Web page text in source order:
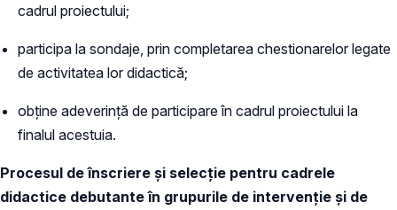
cadrul proiectului;
participa la sondaje, prin completarea chestionarelor legate
de activitatea lor didactică;
obține adeverință de participare în cadrul proiectului la
finalul acestuia.
Procesul de înscriere și selecție pentru cadrele
didactice debutante în grupurile de intervenție și de